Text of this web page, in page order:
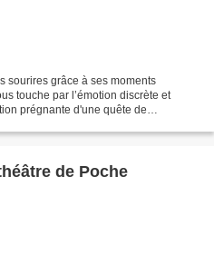
sourires grâce à ses moments
touche par l’émotion discrète et
prégnante d'une quête de
de Poche